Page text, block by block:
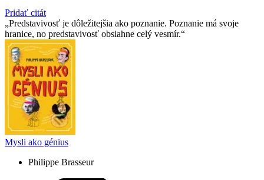
Pridať citát
Predstavivosť je dôležitejšia ako poznanie. Poznanie má svoje
hranice, no predstavivosť obsiahne celý vesmír.
Mysli ako génius
Philippe Brasseur